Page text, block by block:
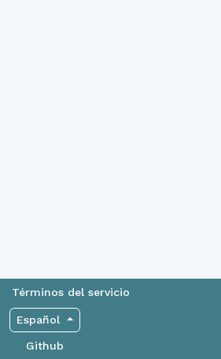
Términos del servicio
Español
Github